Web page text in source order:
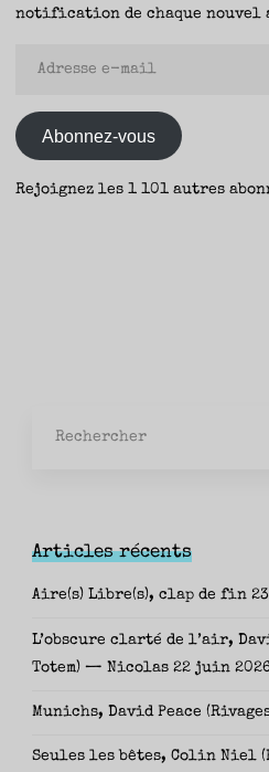
notification de chaque
mail
Abonnez-vous
Rejoignez les 1 101 autres
Articles récents
Aire(s) Libre(s), clap de fin
L’obscure clarté de l’air,
Totem) — Nicolas 22 juin
Munichs, David Peace
Seules les bêtes, Colin Niel